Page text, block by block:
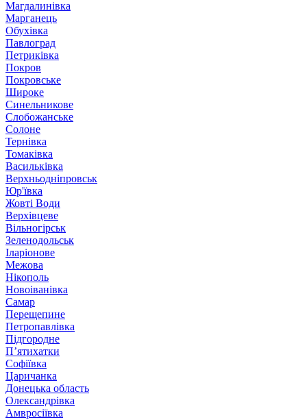
Магдалинівка
Марганець
Обухівка
Павлоград
Петриківка
Покров
Покровське
Широке
Синельникове
Слобожанське
Солоне
Тернівка
Томаківка
Васильківка
Верхньодніпровськ
Юр'ївка
Жовті Води
Верхівцеве
Вільногірськ
Зеленодольськ
Іларіонове
Межова
Нікополь
Новоіванівка
Самар
Перещепине
Петропавлівка
Підгородне
П’ятихатки
Софіївка
Царичанка
Донецька область
Олександрівка
Амвросіївка